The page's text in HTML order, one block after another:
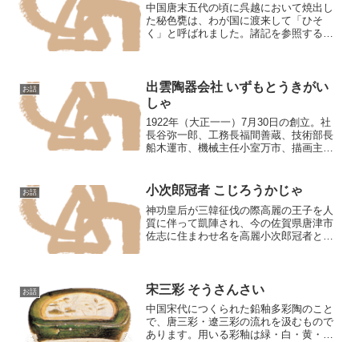
中国唐末五代の頃に呉越において焼出し
た秘色甕は、わが国に渡来して「ひそ
く」と呼ばれました。諸記を参照すると
れています。『宇津保物語』に...
お話
出雲陶器会社 いずもとうきがい
しゃ
1922年（大正一一）7月30日の創立。社
長谷弥一郎、工務長福間善蔵、技術部長
船木運市、機械主任小室万市、描画主任
作品はまったくの布志名系統。使用粘土
は邇摩郡の奥地や湯...
お話 小次郎冠者 こじろうかじゃ
神功皇后が三韓征伐の際高麗の王子を人
質に伴って凱陣され、今の佐賀県唐津市
佐志に住まわせ名を高麗小次郎冠者と命
と肥前唐津焼の伝説にいわれ...
お話 宋三彩 そうさんさい
中国宋代につくられた鉛釉多彩陶のこと
で、唐三彩・遼三彩の流れを汲むもので
あります。用いる彩釉は緑・白・黄・褐